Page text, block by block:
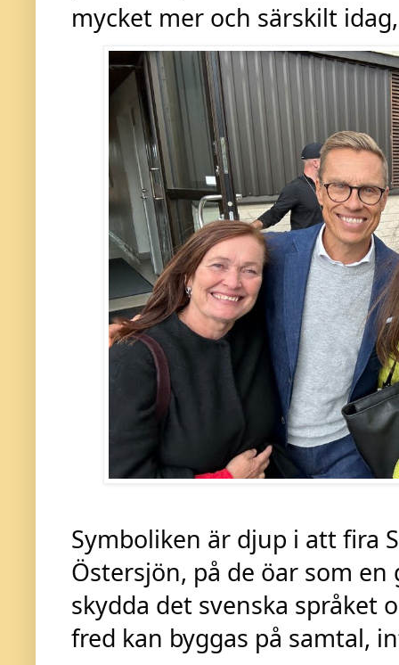
mycket mer och särskilt
Symboliken är djup i att fira
Östersjön, på de öar som
skydda det svenska språket
fred kan byggas på samtal,